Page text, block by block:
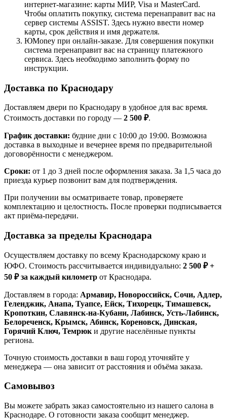
интернет-магазине: карты МИР, Visa и MasterCard.
Чтобы оплатить покупку, система перенаправит вас на
сервер системы ASSIST. Здесь нужно ввести номер
карты, срок действия и имя держателя.
ЮMoney при онлайн-заказе. Для совершения покупки
система перенаправит вас на страницу платежного
сервиса. Здесь необходимо заполнить форму по
инструкции.
Доставка по Краснодару
Доставляем двери по Краснодару в удобное для вас время.
Стоимость доставки по городу — 2 500 ₽.
График доставки: будние дни с 10:00 до 19:00. Возможна
доставка в выходные и вечернее время по предварительной
договорённости с менеджером.
Сроки: от 1 до 3 дней после оформления заказа. За 1,5 часа до
приезда курьер позвонит вам для подтверждения.
При получении вы осматриваете товар, проверяете
комплектацию и целостность. После проверки подписывается
акт приёма-передачи.
Доставка за пределы Краснодара
Осуществляем доставку по всему Краснодарскому краю и
ЮФО. Стоимость рассчитывается индивидуально: 2 500 ₽ +
50 ₽ за каждый километр от Краснодара.
Доставляем в города: Армавир, Новороссийск, Сочи, Адлер,
Геленджик, Анапа, Туапсе, Ейск, Тихорецк, Тимашевск,
Кропоткин, Славянск-на-Кубани, Лабинск, Усть-Лабинск,
Белореченск, Крымск, Абинск, Кореновск, Динская,
Горячий Ключ, Темрюк и другие населённые пункты
региона.
Точную стоимость доставки в ваш город уточняйте у
менеджера — она зависит от расстояния и объёма заказа.
Самовывоз
Вы можете забрать заказ самостоятельно из нашего салона в
Краснодаре. О готовности заказа сообщит менеджер.